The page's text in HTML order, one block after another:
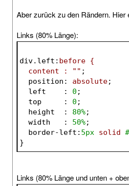
Aber zurück zu den Rändern. Hier
Links (80% Länge):
div.left : before {
  content :
"" ;
position : absolute;
left
: 0 ;
top
: 0 ;
height
: 80%;
width
: 50%;
border-left : 5px solid
}
Links (80% Länge und unten +